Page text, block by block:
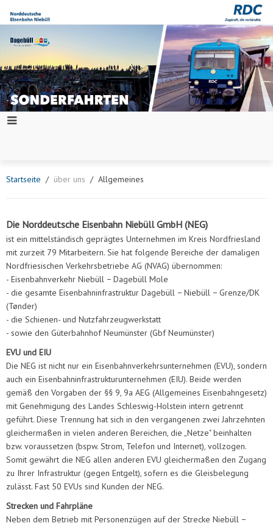
Startseite über uns Allgemeines
Die Norddeutsche Eisenbahn Niebüll GmbH (NEG)
ist ein mittelständisch geprägtes Unternehmen im Kreis Nordfriesland
mit zurzeit 79 Mitarbeitern. Sie hat folgende Bereiche der damaligen
Nordfriesischen Verkehrsbetriebe AG (NVAG) übernommen:
- Eisenbahnverkehr Niebüll − Dagebüll Mole
- die gesamte Eisenbahninfrastruktur Dagebüll − Niebüll − Grenze/DK
(Tønder)
- die Schienen- und Nutzfahrzeugwerkstatt
- sowie den Güterbahnhof Neumünster (Gbf Neumünster)
EVU und EIU
Die NEG ist nicht nur ein Eisenbahnverkehrsunternehmen (EVU), sondern
auch ein Eisenbahninfrastrukturunternehmen (EIU). Beide werden
gemäß den Vorgaben der §§ 9, 9a AEG (Allgemeines Eisenbahngesetz)
mit Genehmigung des Landes Schleswig-Holstein intern getrennt
geführt. Diese Trennung hat sich in den vergangenen zwei Jahrzehnten
gleichermaßen in vielen anderen Bereichen, die „Netze" beinhalten
bzw. voraussetzen (bspw. Strom, Telefon und Internet), vollzogen.
Somit gewährt die NEG allen anderen EVU gleichermaßen den Zugang
zu Ihrer Infrastruktur (gegen Entgelt), sofern es die Gleisbelegung
zulässt. Fast 50 EVUs sind Kunden der NEG.
Strecken und Fahrpläne
Neben dem Betrieb mit Personenzügen auf der Strecke Niebüll −